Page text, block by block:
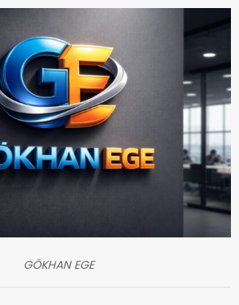
GÖKHAN EGE